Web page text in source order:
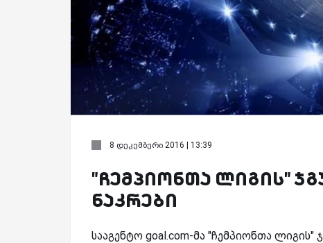
8 დეკემბერი 2016 | 13:39
"ჩემპიონთა ლიგის"
ნაკრები
სააგენტო goal.com-მა "ჩემპიონთა